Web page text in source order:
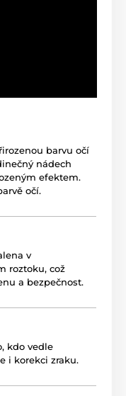
barvu očí
nádech
efektem.
očí.
v
roztoku, což
a bezpečnost.
kdo vedle
i korekci zraku.